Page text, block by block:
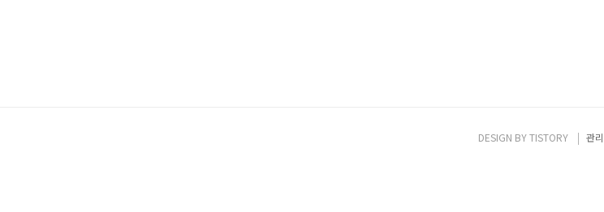
DESIGN BYTISTORY 관